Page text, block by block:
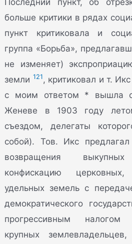
больше критики в рядах
пункт критиковала и
группа «Борьба»,
не изменяет)
земли 121 , критиковал и т.
с моим ответом * вышла
Женеве в 1903 году
съездом, делегаты
собой). Тов. Икс
возвращения
конфискацию
удельных земель с
демократического
прогрессивным
крупных